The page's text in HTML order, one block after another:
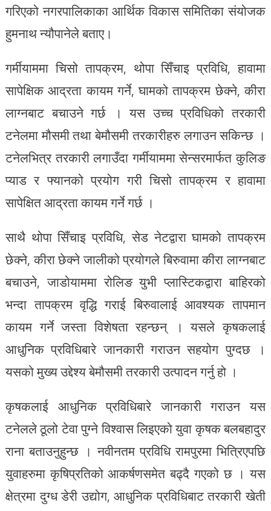
गरिएको नगरपालिकाका आर्थिक विकास समितिका संयोजक
हुमनाथ न्यौपानेले बताए।
गर्मीयाममा चिसो तापक्रम, थोपा सिँचाइ प्रविधि, हावामा
सापेक्षिक आद्रता कायम गर्ने, घामको तापक्रम छेक्ने, कीरा
लाग्नबाट बचाउने गर्छ । यस उच्च प्रविधिको तरकारी
टनेलमा मौसमी तथा बेमौसमी तरकारीहरु लगाउन सकिन्छ ।
टनेलभित्र तरकारी लगाउँदा गर्मीयाममा सेन्सरमार्फत कुलिङ
प्याड र फ्यानको प्रयोग गरी चिसो तापक्रम र हावामा
सापेक्षित आद्रता कायम गर्ने गर्छ ।
साथै थोपा सिँचाइ प्रविधि, सेड नेटद्वारा घामको तापक्रम
छेक्ने, कीरा छेक्ने जालीको प्रयोगले बिरुवामा कीरा लाग्नबाट
बचाउने, जाडोयाममा रोलिङ युभी प्लास्टिकद्वारा बाहिरको
भन्दा तापक्रम वृद्धि गराई बिरुवालाई आवश्यक तापमान
कायम गर्ने जस्ता विशेषता रहन्छन् । यसले कृषकलाई
आधुनिक प्रविधिबारे जानकारी गराउन सहयोग पुग्दछ ।
यसको मुख्य उद्देश्य बेमौसमी तरकारी उत्पादन गर्नु हो ।
कृषकलाई आधुनिक प्रविधिबारे जानकारी गराउन यस
टनेलले ठूलो टेवा पुग्ने विश्वास लिइएको युवा कृषक बलबहादुर
राना बताउनुहुन्छ । नवीनतम प्रविधि रामपुरमा भित्रिएपछि
युवाहरुमा कृषिप्रतिको आकर्षणसमेत बढ्दै गएको छ । यस
क्षेत्रमा दुग्ध डेरी उद्योग, आधुनिक प्रविधिबाट तरकारी खेती